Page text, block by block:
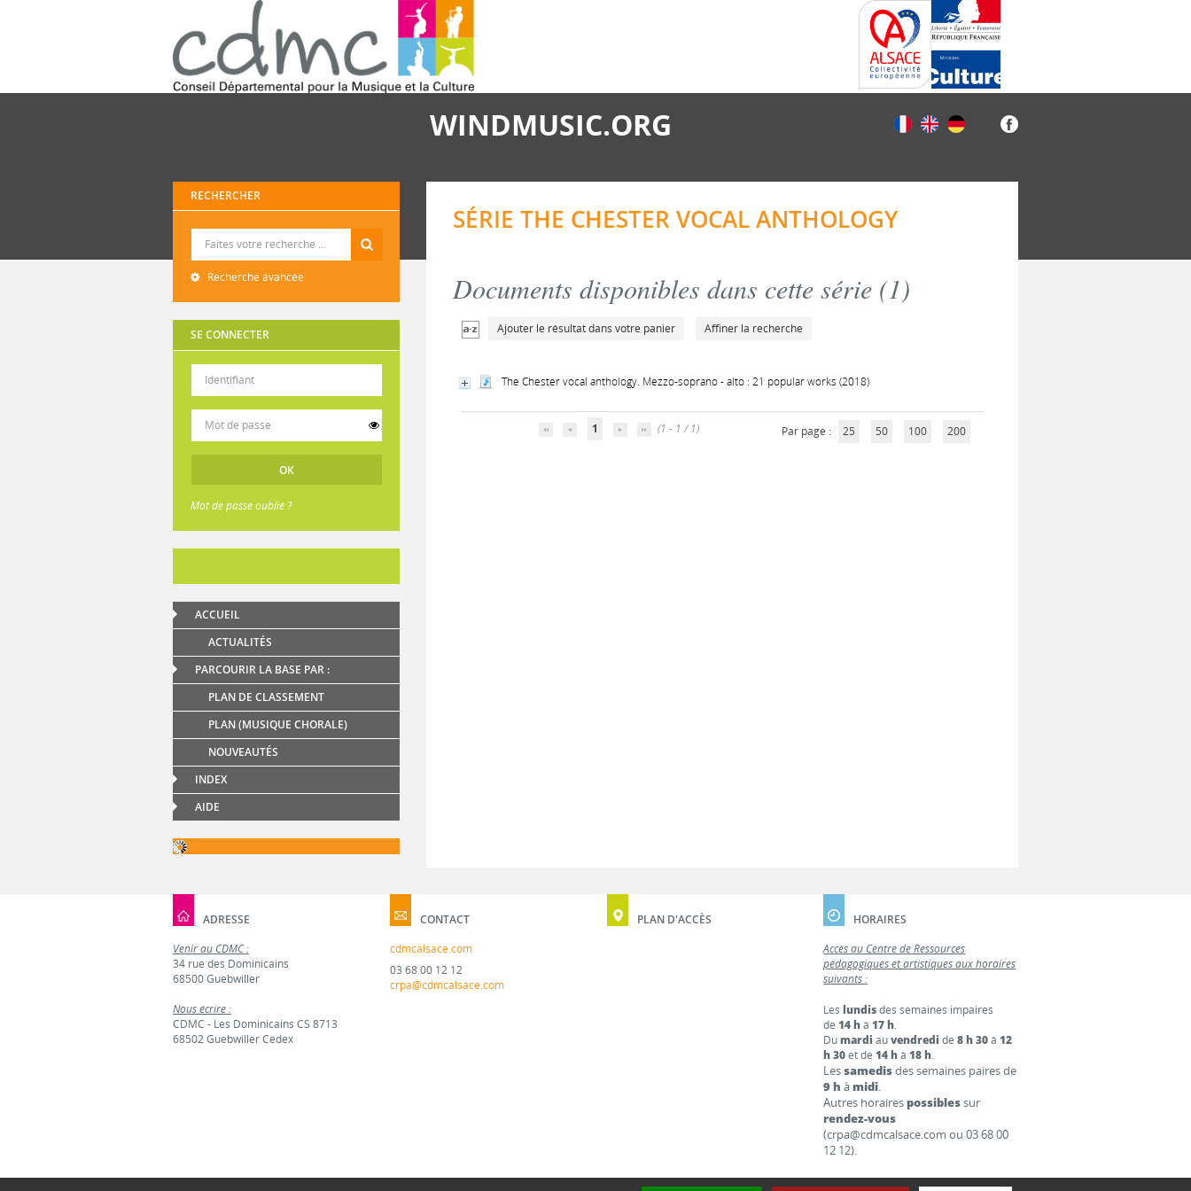
WINDMUSIC.ORG
RECHERCHER
Recherche avancée
SE CONNECTER
Mot de passe oublié ?
ACCUEIL
ACTUALITÉS
PARCOURIR LA BASE PAR :
PLAN DE CLASSEMENT
PLAN (MUSIQUE CHORALE)
NOUVEAUTÉS
INDEX
AIDE
SÉRIE THE CHESTER VOCAL ANTHOLOGY
Documents disponibles dans cette série (1)
Ajouter le résultat dans votre panier Affiner la recherche
The Chester vocal anthology. Mezzo-soprano - alto : 21 popular works (2018)
1 (1 - 1 / 1) Par page : 25 50 100 200
ADRESSE
Venir au CDMC :
34 rue des Dominicains
68500 Guebwiller
Nous écrire :
CDMC - Les Dominicains CS 8713
68502 Guebwiller Cedex
CONTACT
cdmcalsace.com
03 68 00 12 12
crpa@cdmcalsace.com
PLAN D'ACCÈS
HORAIRES
Accès au Centre de Ressources
pédagogiques et artistiques aux horaires
suivants :
Leslundisdes semaines impaires
de14 hà17 h.
Dumardi auvendredi de8 h 30à12
h 30et de14 hà18 h.
Lessamedisdes semaines paires de
9 h à midi.
Autres horaires possiblessur
rendez-vous
(crpa@cdmcalsace.com ou 03 68 00
12 12).